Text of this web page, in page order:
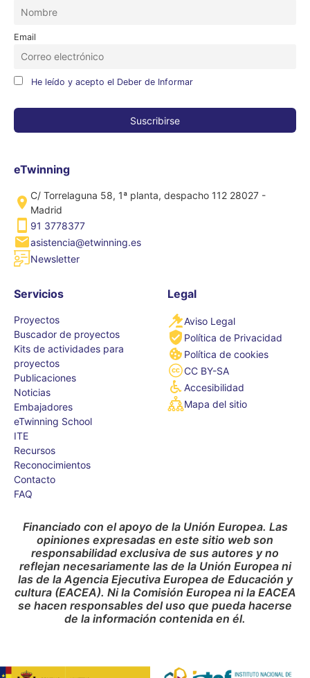
Email
He leído y acepto el Deber de Informar
eTwinning
C/ Torrelaguna 58, 1ª planta, despacho 112 28027 -
Madrid
91 3778377
asistencia@etwinning.es
Newsletter
Servicios
Proyectos
Buscador de proyectos
Kits de actividades para
proyectos
Publicaciones
Noticias
Embajadores
eTwinning School
ITE
Recursos
Reconocimientos
Contacto
FAQ
Legal
Aviso Legal
Política de Privacidad
Política de cookies
CC BY-SA
Accesibilidad
Mapa del sitio
Financiado con el apoyo de la Unión Europea. Las
opiniones expresadas en este sitio web son
responsabilidad exclusiva de sus autores y no
reflejan necesariamente las de la Unión Europea ni
las de la Agencia Ejecutiva Europea de Educación y
cultura (EACEA). Ni la Comisión Europea ni la EACEA
se hacen responsables del uso que pueda hacerse
de la información contenida en él.